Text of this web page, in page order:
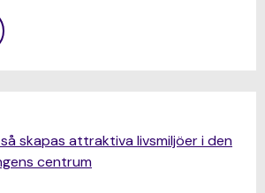
skapas attraktiva livsmiljöer i den
centrum